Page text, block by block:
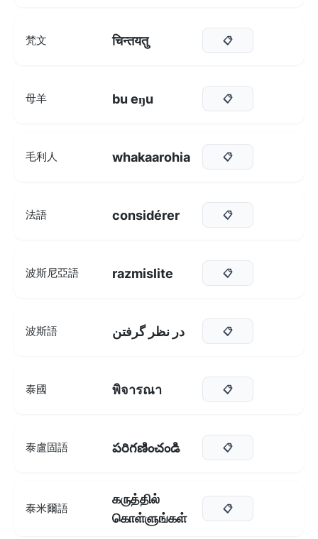
梵文 चिन्तयतु 📋
母羊 bu eŋu 📋
毛利人 whakaarohia 📋
法語 considérer 📋
波斯尼亞語 razmislite 📋
波斯語 در نظر گرفتن 📋
泰國 พิจารณา 📋
泰盧固語 పరిగణించండి 📋
泰米爾語
கருத்தில்
கொள்ளுங்கள்
📋